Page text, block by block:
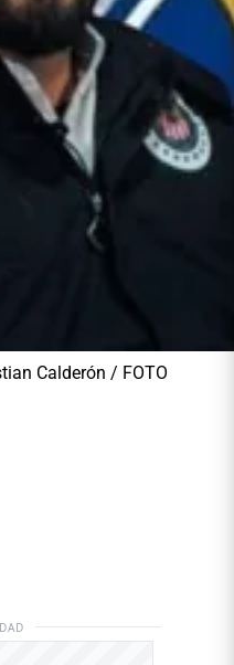
Calderón / FOTO